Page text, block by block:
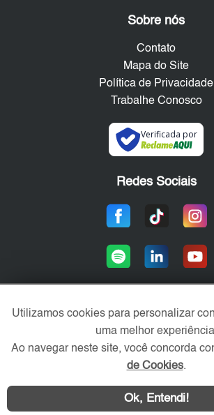
WhatsApp
Sobre nós
Contato
Mapa do Site
Política de Privacidade
Trabalhe Conosco
Verificada por
Redes Sociais
Área exclusiva aos
acesse sua conta:
Utilizamos cookies para personalizar
uma melhor
Ao navegar neste site, você concorda
de Cookies.
Ok, Entendi!